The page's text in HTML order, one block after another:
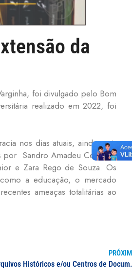
da
foi divulgado pelo Bom
realizado em 2022, foi
nos dias atuais, ainda mais
por Sandro Amadeu Cerveira,
e Zara Rego de Souza. Os
a educação, o mercado
ameaças totalitárias ao
UNIFAL-MG institui Sistema de Museus,